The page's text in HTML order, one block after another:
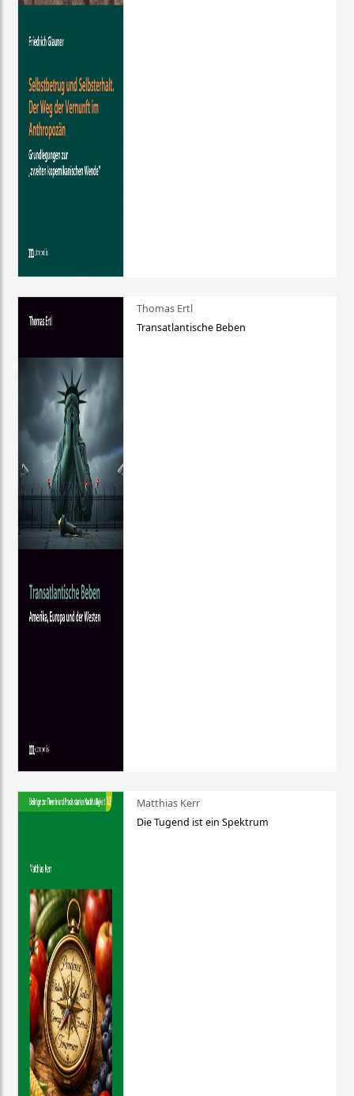
Thomas Ertl
Transatlantische Beben
Matthias Kerr
Die Tugend ist ein Spektrum